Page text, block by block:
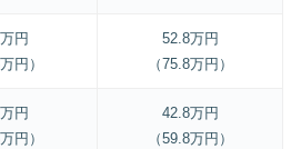
円
円）
52.8万円
（75.8万円）
円
円）
42.8万円
（59.8万円）